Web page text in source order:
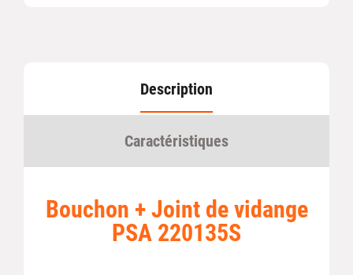
Description
Caractéristiques
Bouchon + Joint de vidange
PSA 220135S